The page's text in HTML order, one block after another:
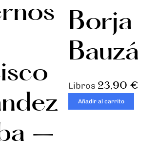
–
Borja
Bauzá
Libros 23,90 €
Añadir al carrito